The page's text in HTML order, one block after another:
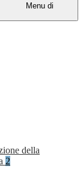
Menu di
della
2